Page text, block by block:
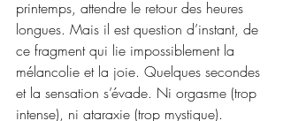
printemps, attendre le retour des heures
longues. Mais il est question d’instant, de
ce fragment qui lie impossiblement la
mélancolie et la joie. Quelques secondes
et la sensation s’évade. Ni orgasme (trop
intense), ni ataraxie (trop mystique).